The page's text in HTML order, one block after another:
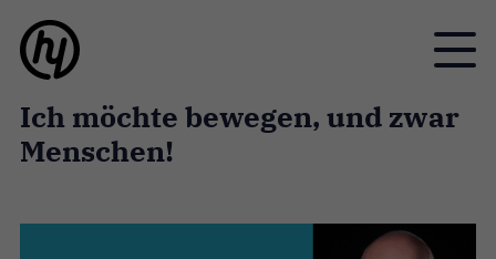
Toggle
Ich möchte bewegen, und zwar
Menschen!